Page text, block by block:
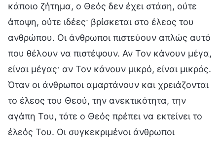
κάποιο ζήτημα, ο Θεός δεν έχει στάση, ούτε
άποψη, ούτε ιδέες· βρίσκεται στο έλεος του
ανθρώπου. Οι άνθρωποι πιστεύουν απλώς αυτό
που θέλουν να πιστέψουν. Αν Τον κάνουν μέγα,
είναι μέγας· αν Τον κάνουν μικρό, είναι μικρός.
Όταν οι άνθρωποι αμαρτάνουν και χρειάζονται
το έλεος του Θεού, την ανεκτικότητα, την
αγάπη Του, τότε ο Θεός πρέπει να εκτείνει το
έλεός Του. Οι συγκεκριμένοι άνθρωποι